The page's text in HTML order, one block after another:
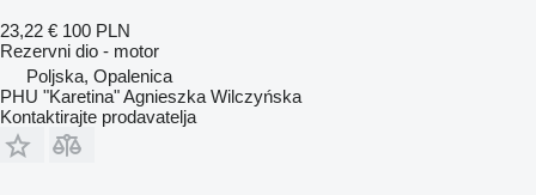
23,22 € 100 PLN
Rezervni dio - motor
Poljska, Opalenica
PHU "Karetina" Agnieszka Wilczyńska
Kontaktirajte prodavatelja